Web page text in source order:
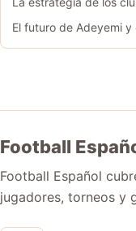
El futuro de Adeyemi
Football
Football Español
jugadores, torneos y